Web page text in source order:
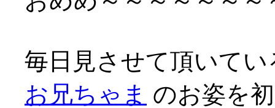
毎日見させて頂いて
お兄ちゃま のお姿を